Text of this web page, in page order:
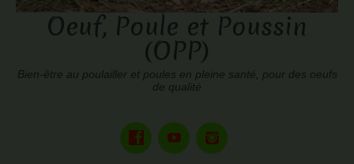
Oeuf, Poule et Poussin
(OPP)
Bien-être au poulailler et poules en pleine santé, pour des oeufs
de qualité